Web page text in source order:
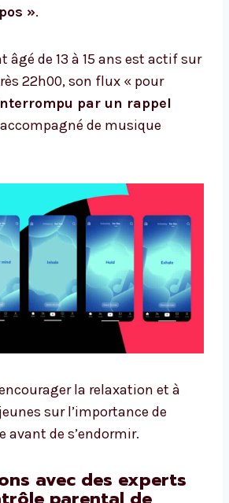
».
âgé de 13 à 15 ans est actif sur
22h00, son flux « pour
par un rappel
accompagné de musique
la relaxation et à
sur l’importance de
avant de s’endormir.
avec des experts